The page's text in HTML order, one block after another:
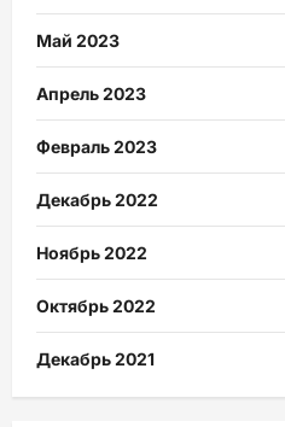
Май 2023
Апрель 2023
Февраль 2023
Декабрь 2022
Ноябрь 2022
Октябрь 2022
Декабрь 2021